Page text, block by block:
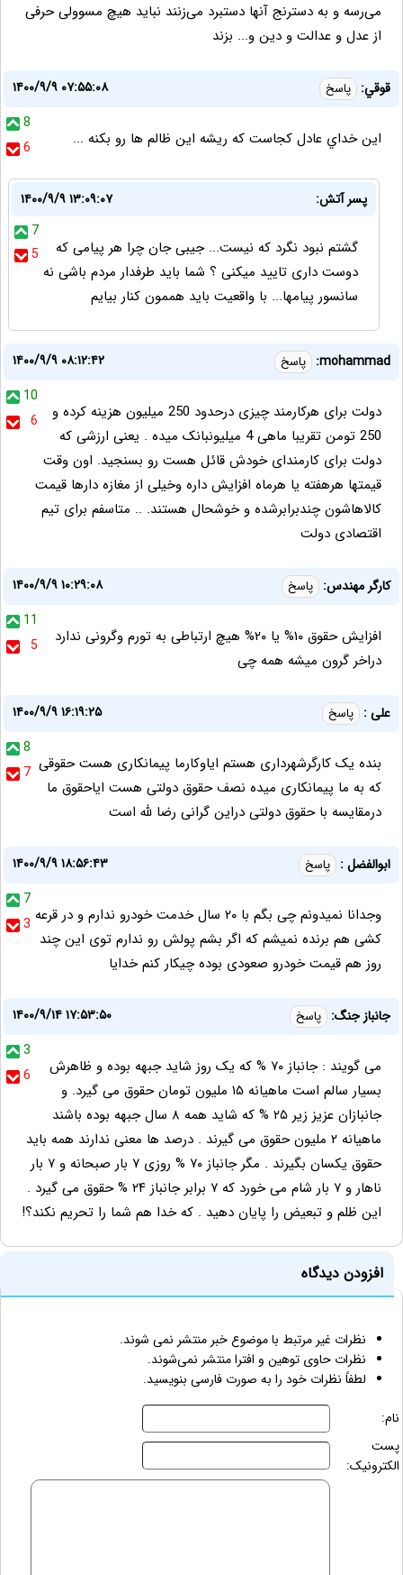
می‌رسه و به دسترنج آنها دستبرد می‌زنند نباید هیچ مسوولی حرفی
از عدل و عدالت و دین و... بزند
قوقي: پاسخ
۱۴۰۰/۹/۹ ۰۷:۵۵:۰۸
8
6
اين خداي عادل كجاست كه ريشه اين ظالم ها رو بكنه ...
پسر آتش:
۱۴۰۰/۹/۹ ۱۳:۰۹:۰۷
7
5
گشتم نبود نگرد که نیست... جیبی جان چرا هر پیامی که
دوست داری تایید میکنی ؟ شما باید طرفدار مردم باشی نه
سانسور پیامها... با واقعیت باید هممون کنار بیایم
mohammad: پاسخ
۱۴۰۰/۹/۹ ۰۸:۱۲:۴۲
10
6
دولت برای هرکارمند چیزی درحدود 250 میلیون هزینه کرده و
250 تومن تقریبا ماهی 4 میلیونبانک میده . یعنی ارزشی که
دولت برای کارمندای خودش قائل هست رو بسنجید. اون وقت
قیمتها هرهفته یا هرماه افزایش داره وخیلی از مغازه دارها قیمت
کالاهاشون چندبرابرشده و خوشحال هستند. .. متاسفم برای تیم
اقتصادی دولت
کارگر مهندس: پاسخ
۱۴۰۰/۹/۹ ۱۰:۲۹:۰۸
11
5
افزایش حقوق ۱۰% یا ۲۰% هیچ ارتباطی به تورم وگرونی ندارد
دراخر گرون میشه همه چی
علی : پاسخ
۱۴۰۰/۹/۹ ۱۶:۱۹:۲۵
8
7 بنده یک کارگرشهرداری هستم ایاوکارما پیمانکاری هست حقوقی
که به ما پیمانکاری میده نصف حقوق دولتی هست ایاحقوق ما
درمقایسه با حقوق دولتی دراین گرانی رضا لله است
ابوالفضل : پاسخ
۱۴۰۰/۹/۹ ۱۸:۵۶:۴۳
7
3 وجدانا نمیدونم چی بگم با ۲۰ سال خدمت خودرو ندارم و در قرعه
کشی هم برنده نمیشم که اگر بشم پولش رو ندارم توی این چند
روز هم قیمت خودرو صعودی بوده چیکار کنم خدایا
جانباز جنگ: پاسخ
۱۴۰۰/۹/۱۴ ۱۷:۵۳:۵۰
3
6
می گویند : جانباز ۷۰ % که یک روز شاید جبهه بوده و ظاهرش
بسیار سالم است ماهیانه ۱۵ ملیون تومان حقوق می گیرد. و
جانبازان عزیز زیر ۲۵ % که شاید همه ۸ سال جبهه بوده باشند
ماهیانه ۲ ملیون حقوق می گیرند . درصد ها معنی ندارند همه باید
حقوق یکسان بگیرند . مگر جانباز ۷۰ % روزی ۷ بار صبحانه و ۷ بار
ناهار و ۷ بار شام می خورد که ۷ برابر جانباز ۲۴ % حقوق می گیرد .
این ظلم و تبعیض را پایان دهید . که خدا هم شما را تحریم نکند؟!
افزودن دیدگاه
نظرات غیر مرتبط با موضوع خبر منتشر نمی شوند.
نظرات حاوی توهین و افترا منتشر نمی‌شوند.
لطفاً نظرات خود را به صورت فارسی بنویسید.
نام:
پست
الکترونیک: